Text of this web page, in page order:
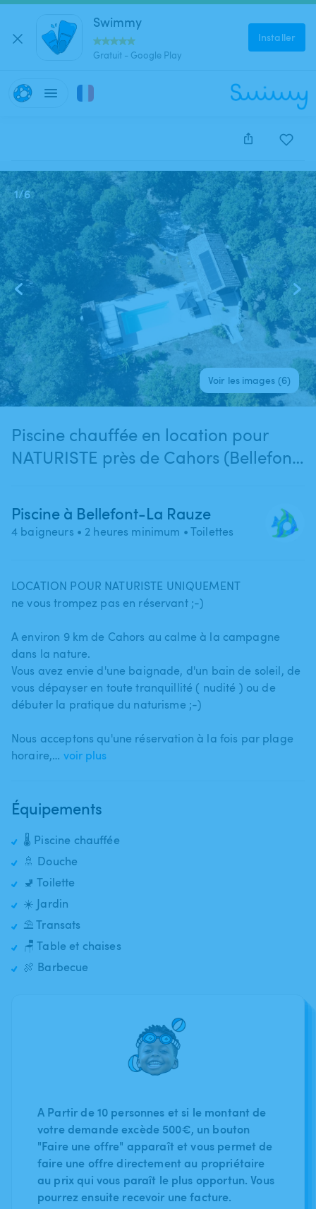
Swimmy
Gratuit - Google Play
Installer
Cette annonce est close et ne peut être réservée.
1/6
Voir les images (6)
Piscine chauffée en location pour
NATURISTE près de Cahors (Bellefont
Piscine à Bellefont-La Rauze
4 baigneurs • 2 heures minimum • Toilettes
LOCATION POUR NATURISTE UNIQUEMENT
ne vous trompez pas en réservant ;-)
A environ 9 km de Cahors au calme à la campagne
dans la nature.
Vous avez envie d'une baignade​,​ d'un bain de soleil​,​ de
vous dépayser en toute tranquillité ( nudité ) ou de
débuter la pratique du naturisme ;-)
Nous acceptons qu'une réservation à la fois par plage
horaire​,​… voir plus
Équipements
🌡️ Piscine chauffée
🚿 Douche
🚽 Toilette
☀️ Jardin
⛱️ Transats
🪑 Table et chaises
🍖 Barbecue
A Partir de 10 personnes et si le montant de
votre demande excède 500€, un bouton
"Faire une offre" apparaît et vous permet de
faire une offre directement au propriétaire
au prix qui vous paraît le plus opportun. Vous
pourrez ensuite recevoir une facture.